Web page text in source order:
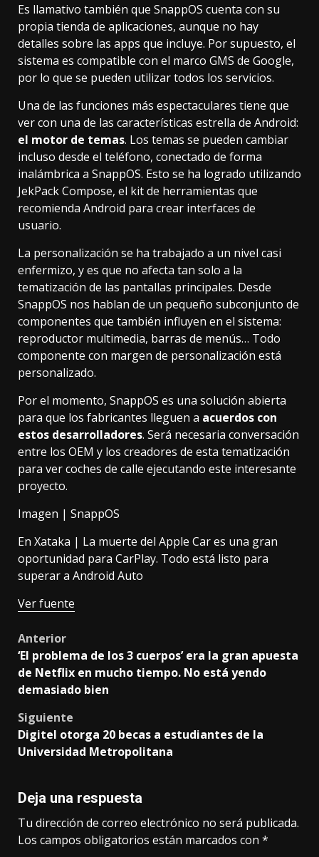
Es llamativo también que SnappOS cuenta con su
propia tienda de aplicaciones, aunque no hay
detalles sobre las apps que incluye. Por supuesto, el
sistema es compatible con el marco GMS de Google,
por lo que se pueden utilizar todos los servicios.
Una de las funciones más espectaculares tiene que
ver con una de las características estrella de Android:
el motor de temas. Los temas se pueden cambiar
incluso desde el teléfono, conectado de forma
inalámbrica a SnappOS. Esto se ha logrado utilizando
JekPack Compose, el kit de herramientas que
recomienda Android para crear interfaces de
usuario.
La personalización se ha trabajado a un nivel casi
enfermizo, y es que no afecta tan solo a la
tematización de las pantallas principales. Desde
SnappOS nos hablan de un pequeño subconjunto de
componentes que también influyen en el sistema:
reproductor multimedia, barras de menús… Todo
componente con margen de personalización está
personalizado.
Por el momento, SnappOS es una solución abierta
para que los fabricantes lleguen a acuerdos con
estos desarrolladores. Será necesaria conversación
entre los OEM y los creadores de esta tematización
para ver coches de calle ejecutando este interesante
proyecto.
Imagen | SnappOS
En Xataka | La muerte del Apple Car es una gran
oportunidad para CarPlay. Todo está listo para
superar a Android Auto
Ver fuente
Post
navigation
Anterior
‘El problema de los 3 cuerpos’ era la gran apuesta
de Netflix en mucho tiempo. No está yendo
demasiado bien
Siguiente
Digitel otorga 20 becas a estudiantes de la
Universidad Metropolitana
Deja una respuesta
Tu dirección de correo electrónico no será publicada.
Los campos obligatorios están marcados con *